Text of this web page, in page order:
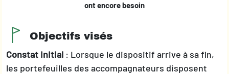
ont encore besoin
Objectifs visés
Constat initial : Lorsque le dispositif arrive à sa fin,
les portefeuilles des accompagnateurs disposent